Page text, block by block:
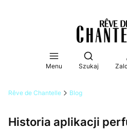
Menu
Otwórz
Szukaj
Rêve de Chantelle Blog
Historia aplikacji